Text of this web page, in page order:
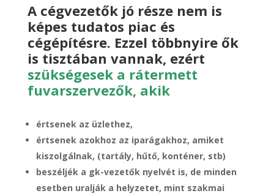
A cégvezetők jó része nem is
képes tudatos piac és
cégépítésre. Ezzel többnyire ők
is tisztában vannak, ezért
szükségesek a rátermett
fuvarszervezők, akik
értsenek az üzlethez,
értsenek azokhoz az iparágakhoz, amiket
kiszolgálnak, (tartály, hűtő, konténer, stb)
beszéljék a gk-vezetők nyelvét is, de minden
esetben uralják a helyzetet, mint szakmai